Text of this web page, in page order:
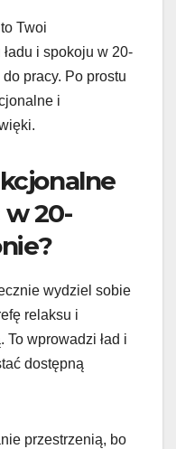
Twoi
i spokoju w 20-
pracy. Po prostu
i
20-
wydziel sobie
relaksu i
wprowadzi ład i
dostępną
przestrzenią, bo